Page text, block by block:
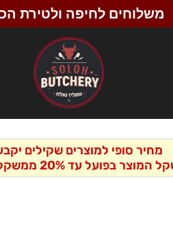
משלוחים לחיפה ולטירת
מחיר סופי למוצרים שקילים
בפועל עד 20% ממשקל ההזמנה